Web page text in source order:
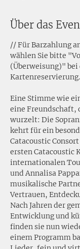
Über das
// Für Barzahlung
wählen Sie bitte
(Überweisung)" bei
Eine Stimme wie
eine Freundschaft,
wurzelt: Die
kehrt für ein
Catacoustic
ersten Catacoustic
internationalen
und Annalisa
musikalische
Vertrauen,
Nach Jahren der
Entwicklung und
finden sie nun
einem Programm